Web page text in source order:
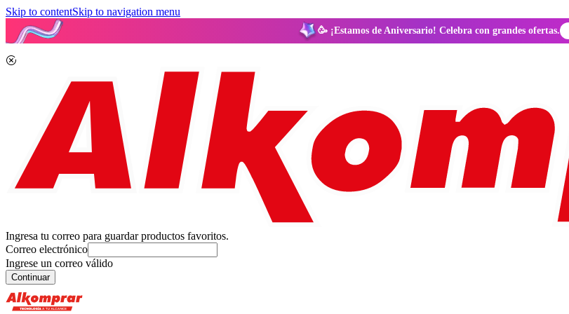
Skip to contentSkip to navigation menu
🥳 ¡Estamos de Aniversario! Celebra con grandes ofertas.
Ingresa tu correo para guardar productos favoritos.
Correo electrónico
Ingrese un correo válido
Continuar